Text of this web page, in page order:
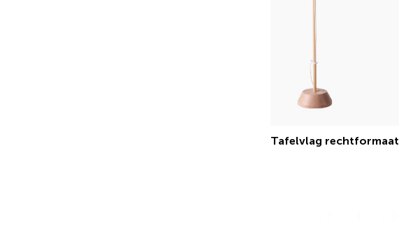
Tafelvlag rechtformaat